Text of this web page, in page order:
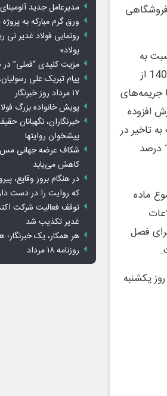
قانون پایانه‌های فروشگاهی
پایان روز دوشنبه مورخ 11 خرداد 1405، نسبت به
پرداخت یا ترتیب پرداخت بدهی مالیات بر ارزش افزوده دوره مالیاتی زمستان 1404 از
جریمه‌های
ارزش افزوده
مذکور (نسبت به تاخیر در
پرداخت مالیات محاسبه‌‌شده در خلاصه عملکرد مستردشده تا تاریخ یادشده) 100 درصد
ماده
فصل
یکشنبه
مدیرعامل جدید
ورق گرم مبارکه به
رونمایی فولاد غدیر نی
پولاد»
مزیت کلیدی “فملی” در ۱۴۰۵
پیام تبریک علی
۱۷ مرداد روز خبرنگار
پویش خانواده بزرگ
خبرنگاران، نگهبانان
پیشخوان روایت­ها
کاهش می‌یابد
در هنگام بروز وقایع،
که روایت را در دست
توقف فعالیت شرکت
غدیر تکذیب شد
هر همکار، یک
روزنامه ۱۸ مرداد